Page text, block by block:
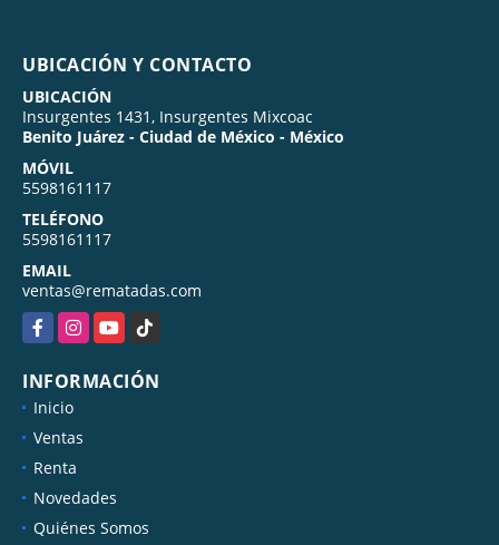
UBICACIÓN Y CONTACTO
UBICACIÓN
Insurgentes 1431, Insurgentes Mixcoac
Benito Juárez - Ciudad de México - México
MÓVIL
5598161117
TELÉFONO
5598161117
EMAIL
ventas@rematadas.com
FacebookInstagramYouTubeTikTok
INFORMACIÓN
Inicio
Ventas
Renta
Novedades
Quiénes Somos